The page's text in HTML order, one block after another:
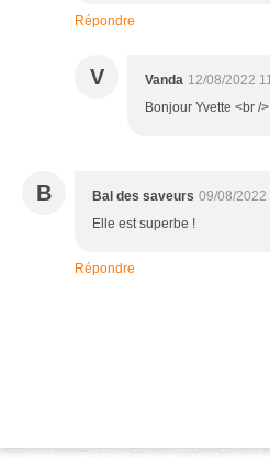
Répondre
V Vanda 12/08/2022
Bonjour Yvette <br /
B Bal des saveurs 09/08/2022
Elle est superbe !
Répondre